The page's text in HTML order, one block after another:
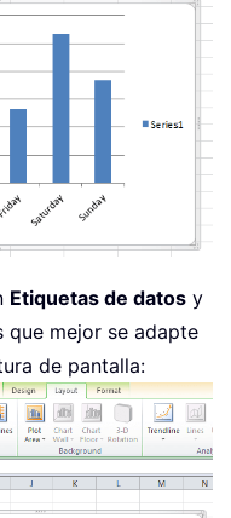
Etiquetas de datos y
que mejor se adapte
de pantalla: